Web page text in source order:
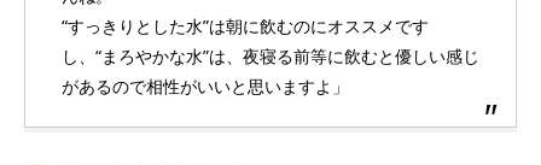
“すっきりとした水”は朝に飲むのにオススメです
し、“まろやかな水”は、夜寝る前等に飲むと優しい感じ
があるので相性がいいと思いますよ」